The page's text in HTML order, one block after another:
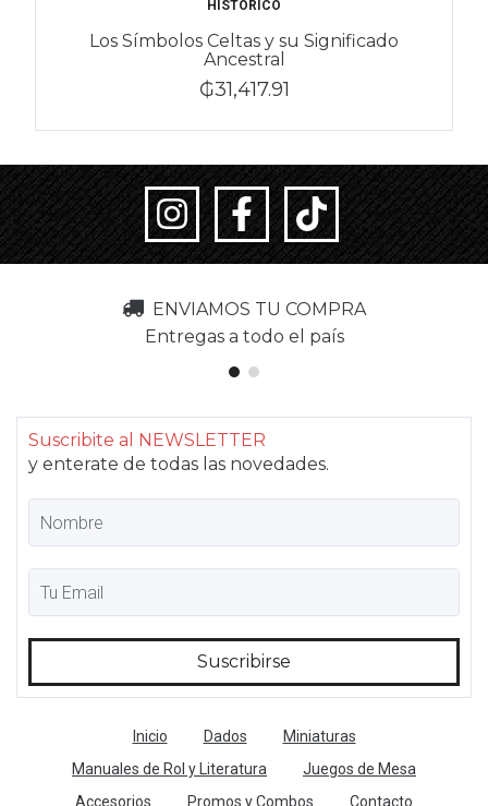
HISTÓRICO
Los Símbolos Celtas y su Significado
Ancestral
₲31,417.91
ENVIAMOS TU COMPRA
Entregas a todo el país
Suscribite al NEWSLETTER
y enterate de todas las novedades.
Inicio Dados
Miniaturas
Manuales de Rol y Literatura
Juegos de Mesa
Accesorios
Promos y Combos Contacto